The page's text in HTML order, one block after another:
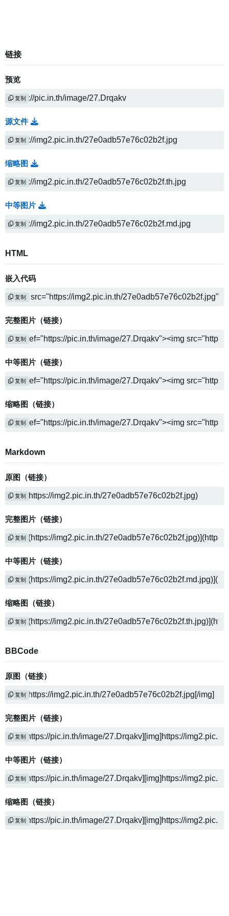
链接
预览
复制
源文件
复制
缩略图
复制
中等图片
复制
HTML
嵌入代码
复制
完整图片（链接）
复制
中等图片（链接）
复制
缩略图（链接）
复制
Markdown
原图（链接）
复制
完整图片（链接）
复制
中等图片（链接）
复制
缩略图（链接）
复制
BBCode
原图（链接）
复制
完整图片（链接）
复制
中等图片（链接）
复制
缩略图（链接）
复制